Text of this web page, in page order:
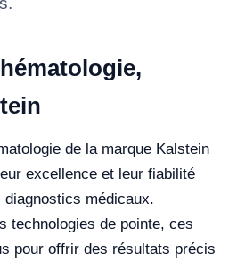
de la marque Kalstein
excellence et leur fiabilité
médicaux.
technologies de pointe, ces
pour offrir des résultats précis